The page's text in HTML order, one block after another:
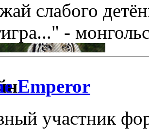
слабого
-
Emperor
участник